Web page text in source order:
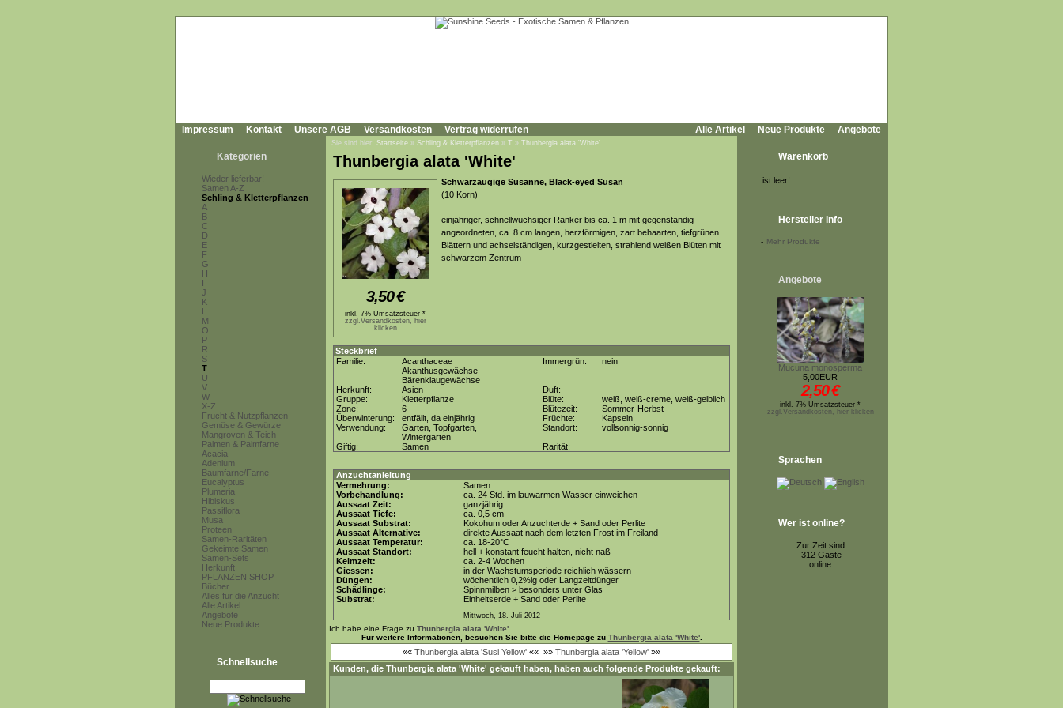
Impressum Kontakt Unsere AGB Versandkosten Vertrag widerrufen Alle Artikel Neue Produkte Angebote
Kategorien
Wieder lieferbar!
Samen A-Z
Schling & Kletterpflanzen
A
B
C
D
E
F
G
H
I
J
K
L
M
O
P
R
S
T
U
V
W
X-Z
Frucht & Nutzpflanzen
Gemüse & Gewürze
Mangroven & Teich
Palmen & Palmfarne
Acacia
Adenium
Baumfarne/Farne
Eucalyptus
Plumeria
Hibiskus
Passiflora
Musa
Proteen
Samen-Raritäten
Gekeimte Samen
Samen-Sets
Herkunft
PFLANZEN SHOP
Bücher
Alles für die Anzucht
Alle Artikel
Angebote
Neue Produkte
Schnellsuche
Sie sind hier: Startseite » Schling & Kletterpflanzen » T » Thunbergia alata 'White'
Thunbergia alata 'White'
3,50€
inkl. 7% Umsatzsteuer *
zzgl.Versandkosten, hier
klicken
Schwarzäugige Susanne, Black-eyed Susan
(10 Korn)
einjähriger, schnellwüchsiger Ranker bis ca. 1 m mit gegenständig
angeordneten, ca. 8 cm langen, herzförmigen, zart behaarten, tiefgrünen
Blättern und achselständigen, kurzgestielten, strahlend weißen Blüten mit
schwarzem Zentrum
Steckbrief
Familie:
Acanthaceae
Akanthusgewächse
Bärenklaugewächse
Immergrün: nein
Herkunft: Asien
Duft:
Gruppe:
Kletterpflanze Blüte:
weiß, weiß-creme, weiß-gelblich
Zone:
6 Blütezeit:
Sommer-Herbst
Überwinterung:
entfällt, da einjährig Früchte:
Kapseln
Verwendung:
Garten, Topfgarten,
Wintergarten
Standort:
vollsonnig-sonnig
Giftig:
Samen Rarität:
Anzuchtanleitung
Vermehrung:
Samen
Vorbehandlung:
ca. 24 Std. im lauwarmen Wasser einweichen
Aussaat Zeit:
ganzjährig
Aussaat Tiefe:
ca. 0,5 cm
Aussaat Substrat:
Kokohum oder Anzuchterde + Sand oder Perlite
Aussaat Alternative:
direkte Aussaat nach dem letzten Frost im Freiland
Aussaat Temperatur:
ca. 18-20°C
Aussaat Standort:
hell + konstant feucht halten, nicht naß
Keimzeit:
ca. 2-4 Wochen
Giessen:
in der Wachstumsperiode reichlich wässern
Düngen:
wöchentlich 0,2%ig oder Langzeitdünger
Schädlinge:
Spinnmilben > besonders unter Glas
Substrat:
Einheitserde + Sand oder Perlite
Mittwoch, 18. Juli 2012
Ich habe eine Frage zu Thunbergia alata 'White'
Für weitere Informationen, besuchen Sie bitte die Homepage zu Thunbergia alata 'White'.
«« Thunbergia alata 'Susi Yellow' «« »» Thunbergia alata 'Yellow' »»
Kunden, die Thunbergia alata 'White' gekauft haben, haben auch folgende Produkte gekauft:
Warenkorb
ist leer!
Hersteller Info
- Mehr Produkte
Angebote
Mucuna monosperma
5,00EUR
2,50€
inkl. 7% Umsatzsteuer *
zzgl.Versandkosten, hier klicken
Sprachen
Wer ist online?
Zur Zeit sind
312 Gäste
online.